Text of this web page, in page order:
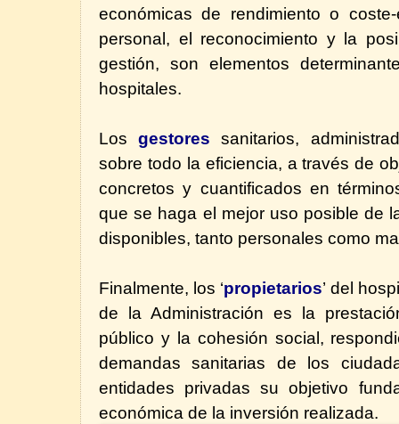
económicas de rendimiento o
personal, el reconocimiento y la
gestión, son elementos
hospitales.
Losgestores sanitarios,
sobre todo la eficiencia, a través de
concretos y cuantificados en
que se haga el mejor uso posible de
disponibles, tanto personales como
Finalmente, los ‘propietarios’ del
de la Administración es la
público y la cohesión social,
demandas sanitarias de los
entidades privadas su objetivo
económica de la inversión realizada.